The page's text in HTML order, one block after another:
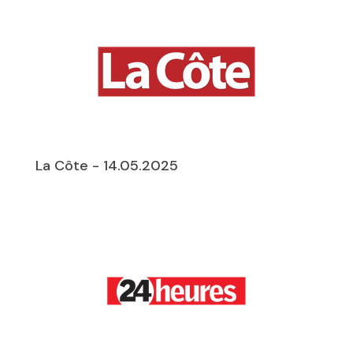
La Côte - 14.05.2025